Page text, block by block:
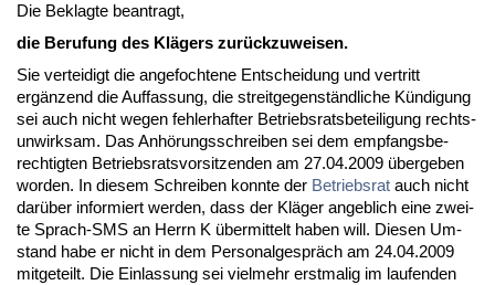
Die Be­klag­te be­an­tragt,
die Be­ru­fung des Klägers zurück­zu­wei­sen.
Sie ver­tei­digt die an­ge­foch­te­ne Ent­schei­dung und ver­tritt
ergänzend die Auf­fas­sung, die streit­ge­genständ­li­che Kündi­gung
sei auch nicht we­gen feh­ler­haf­ter Be­triebs­rats­be­tei­li­gung rechts­
un­wirk­sam. Das Anhörungs­schrei­ben sei dem emp­fangs­be­
rech­tig­ten Be­triebs­rats­vor­sit­zen­den am 27.04.2009 über­ge­ben
wor­den. In die­sem Schrei­ben konn­te der Be­triebs­rat auch nicht
darüber in­for­miert wer­den, dass der Kläger an­geb­lich ei­ne zwei­
te Sprach-SMS an Herrn K über­mit­telt ha­ben will. Die­sen Um­
stand ha­be er nicht in dem Per­so­nal­gespräch am 24.04.2009
mit­ge­teilt. Die Ein­las­sung sei viel­mehr erst­ma­lig im lau­fen­den